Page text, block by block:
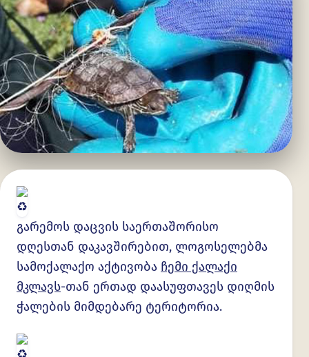
გარემოს დაცვის საერთაშორისო
დღესთან დაკავშირებით, ლოგოსელებმა
სამოქალაქო აქტივობა ჩემი ქალაქი
მკლავს-თან ერთად დაასუფთავეს დიღმის
ჭალების მიმდებარე ტერიტორია.